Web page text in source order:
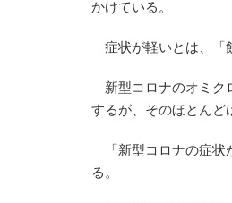
かけている。
症状が軽いとは、「
新型コロナのオミク
するが、そのほとんど
「新型コロナの症状
る。